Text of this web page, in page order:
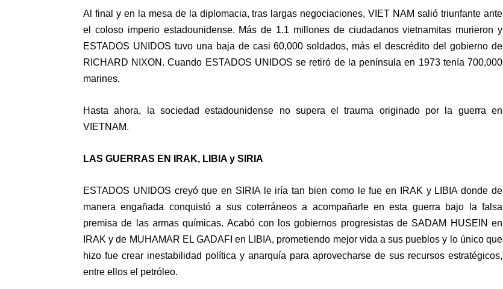
Al final y en la mesa de la diplomacia, tras largas negociaciones, VIET NAM salió triunfante ante
el coloso imperio estadounidense. Más de 1.1 millones de ciudadanos vietnamitas murieron y
ESTADOS UNIDOS tuvo una baja de casi 60,000 soldados, más el descrédito del gobierno de
RICHARD NIXON. Cuando ESTADOS UNIDOS se retiró de la península en 1973 tenía 700,000
marines.
Hasta ahora, la sociedad estadounidense no supera el trauma originado por la guerra en
VIETNAM.
LAS GUERRAS EN IRAK, LIBIA y SIRIA
ESTADOS UNIDOS creyó que en SIRIA le iría tan bien como le fue en IRAK y LIBIA donde de
manera engañada conquistó a sus coterráneos a acompañarle en esta guerra bajo la falsa
premisa de las armas químicas. Acabó con los gobiernos progresistas de SADAM HUSEIN en
IRAK y de MUHAMAR EL GADAFI en LIBIA, prometiendo mejor vida a sus pueblos y lo único que
hizo fue crear inestabilidad política y anarquía para aprovecharse de sus recursos estratégicos,
entre ellos el petróleo.